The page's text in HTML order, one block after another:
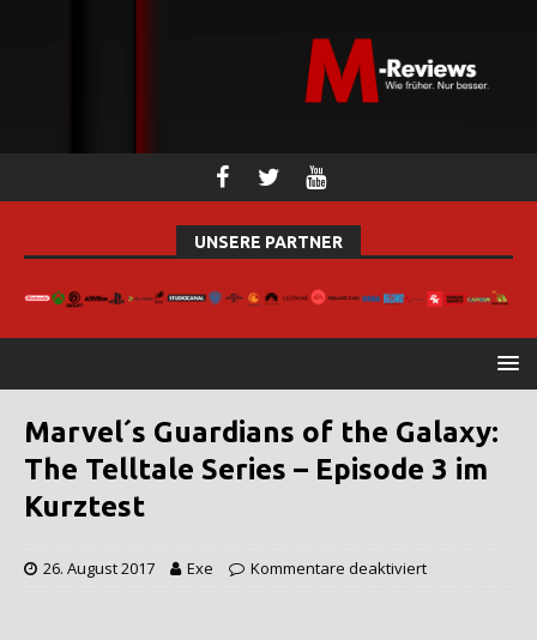
UNSERE PARTNER
Marvel´s Guardians of the Galaxy:
The Telltale Series – Episode 3 im
Kurztest
26. August 2017 Exe Kommentare deaktiviert